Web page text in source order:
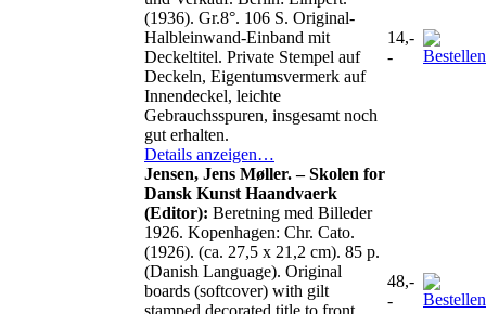
(1936). Gr.8°. 106 S. Original-
Halbleinwand-Einband mit
Deckeltitel. Private Stempel auf
Deckeln, Eigentumsvermerk auf
Innendeckel, leichte
Gebrauchsspuren, insgesamt noch
gut erhalten.
Details anzeigen…
14,-
-
Jensen, Jens Møller. – Skolen for
Dansk Kunst Haandvaerk
(Editor): Beretning med Billeder
1926. Kopenhagen: Chr. Cato.
(1926). (ca. 27,5 x 21,2 cm). 85 p.
(Danish Language). Original
boards (softcover) with gilt
stamped decorated title to front
48,-
-